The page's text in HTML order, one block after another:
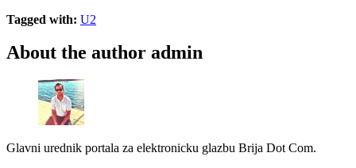
Tagged with: U2
About the author admin
Glavni urednik portala za elektronicku glazbu Brija Dot Com.